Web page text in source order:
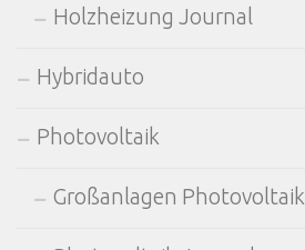
Holzheizung Journal
Hybridauto
Photovoltaik
Großanlagen Photovoltaik